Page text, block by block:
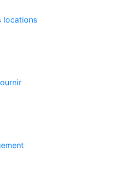
locations